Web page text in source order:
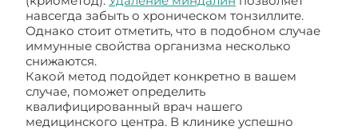
навсегда забыть о хроническом тонзиллите.
Однако стоит отметить, что в подобном случае
иммунные свойства организма несколько
снижаются.
Какой метод подойдет конкретно в вашем
случае, поможет определить
квалифицированный врач нашего
медицинского центра. В клинике успешно